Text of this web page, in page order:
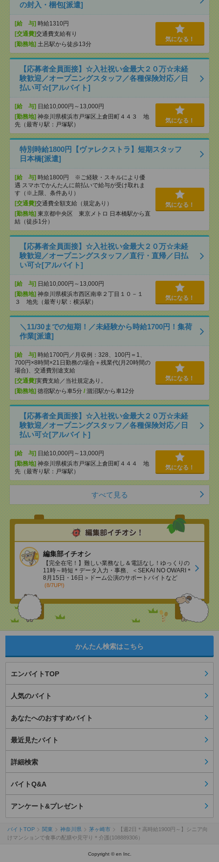
の封入・梱包[派遣]
[給 与] 時給1310円
[交通費]交通費支給有り
[勤務地] 土呂駅から徒歩13分
気になる！
【応募者全員面接】☆入社祝い金最大２０万☆未経
験歓迎／オープニングスタッフ／各種保険対応／日
払い可☆[アルバイト]
[給 与] 日給10,000円～13,000円
[勤務地] 神奈川県横浜市戸塚区上倉田町４４３ 地
先（最寄り駅：戸塚駅）
気になる！
特別時給1800円【ヴァレクストラ】短期スタッフ
日本橋[派遣]
[給 与] 時給1800円 ※ご経験・スキルにより優
遇 スマホでかんたんに前払いで給与が受け取れま
す（※上限、条件あり）
[交通費]交通費全額支給（規定あり）
[勤務地] 東京都中央区 東京メトロ 日本橋駅から直
結（徒歩1分）
気になる！
【応募者全員面接】☆入社祝い金最大２０万☆未経
験歓迎／オープニングスタッフ／直行・直帰／日払
い可☆[アルバイト]
[給 与] 日給10,000円～13,000円
[勤務地] 神奈川県横浜市西区南幸２丁目１０－１
３ 地先（最寄り駅：横浜駅）
気になる！
＼11/30までの短期！／未経験から時給1700円！集荷
作業[派遣]
[給 与] 時給1700円／月収例：328、100円＝1、
700円×8時間×21日勤務の場合＋残業代(月20時間の
場合)、交通費別途支給
[交通費]実費支給／当社規定あり。
[勤務地] 徳宿駅から車5分 / 涸沼駅から車12分
気になる！
【応募者全員面接】☆入社祝い金最大２０万☆未経
験歓迎／オープニングスタッフ／各種保険対応／日
払い可☆[アルバイト]
[給 与] 日給10,000円～13,000円
[勤務地] 神奈川県横浜市戸塚区上倉田町４４４ 地
先（最寄り駅：戸塚駅）
気になる！
すべて見る
編集部イチオシ
【完全在宅！】難しい業務なし＆電話なし！ゆっくりの
11時～時短＊データ入力・事務、＜SEKAI NO OWARI＊
8月15日・16日＞ドーム公演のサポートバイトなど
(8/7UP!)
かんたん検索はこちら
エンバイトTOP
人気のバイト
あなたへのおすすめバイト
最近見たバイト
詳細検索
バイトQ&A
アンケート&プレゼント
バイトTOP 関東 神奈川県 茅ヶ崎市
【週2日＊高時給1900円～】シニア向
けマンションで食事の配膳や見守り＊介護(108889306）
Copyright © en Inc.